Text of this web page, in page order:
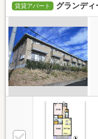
賃貸アパート グランデ